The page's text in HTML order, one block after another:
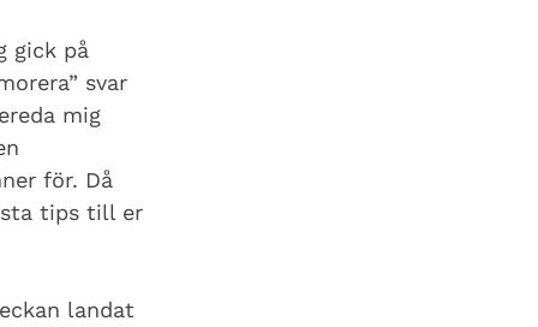
gick på
svar
mig
för. Då
tips till er
landat